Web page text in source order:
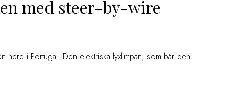
med steer-by-wire
nere i Portugal. Den elektriska lyxlimpan, som bär den